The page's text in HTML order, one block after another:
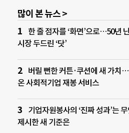
많이 본 뉴스 >
한 줄 점자를 ‘화면’으로…50년
시장 두드린 ‘닷’
버릴 뻔한 커튼·쿠션에 새 가치
온 사회적기업 재봉 서비스
기업자원봉사의 ‘진짜 성과’는
제시한 새 기준은